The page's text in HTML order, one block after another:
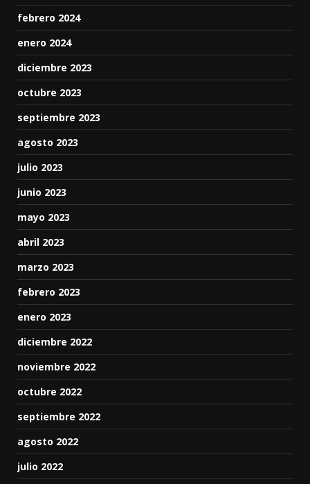
febrero 2024
enero 2024
diciembre 2023
octubre 2023
septiembre 2023
agosto 2023
julio 2023
junio 2023
mayo 2023
abril 2023
marzo 2023
febrero 2023
enero 2023
diciembre 2022
noviembre 2022
octubre 2022
septiembre 2022
agosto 2022
julio 2022